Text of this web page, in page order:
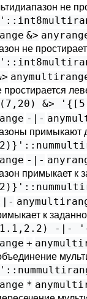
не
&>
не
&>
-|-
примыкают
-|-
примыкает к
|-
к
-|-
+
*